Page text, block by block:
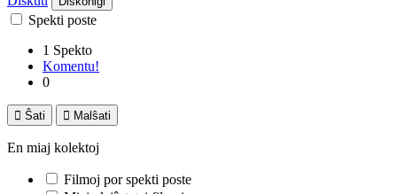
Spekti poste
1 Spekto
Komentu!
0
 Ŝati  Malŝati
En miaj kolektoj
Filmoj por spekti poste